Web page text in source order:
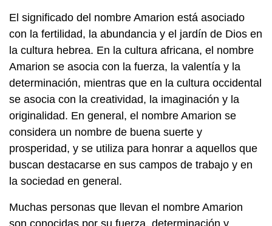
El significado del nombre Amarion está asociado
con la fertilidad, la abundancia y el jardín de Dios en
la cultura hebrea. En la cultura africana, el nombre
Amarion se asocia con la fuerza, la valentía y la
determinación, mientras que en la cultura occidental
se asocia con la creatividad, la imaginación y la
originalidad. En general, el nombre Amarion se
considera un nombre de buena suerte y
prosperidad, y se utiliza para honrar a aquellos que
buscan destacarse en sus campos de trabajo y en
la sociedad en general.
Muchas personas que llevan el nombre Amarion
son conocidas por su fuerza, determinación y